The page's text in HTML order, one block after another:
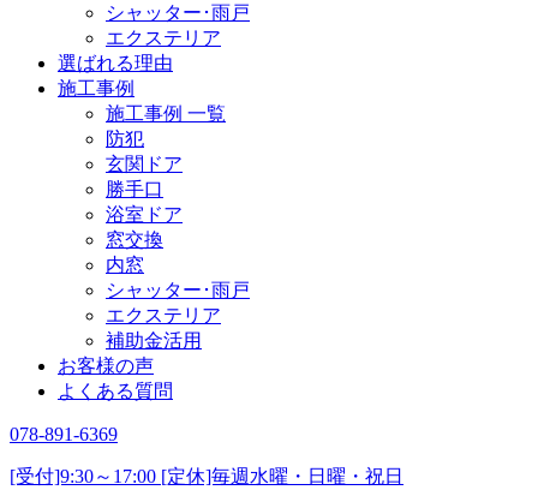
シャッター･雨戸
エクステリア
選ばれる理由
施工事例
施工事例 一覧
防犯
玄関ドア
勝手口
浴室ドア
窓交換
内窓
シャッター･雨戸
エクステリア
補助金活用
お客様の声
よくある質問
078-891-6369
[受付]9:30～17:00 [定休]毎週水曜・日曜・祝日